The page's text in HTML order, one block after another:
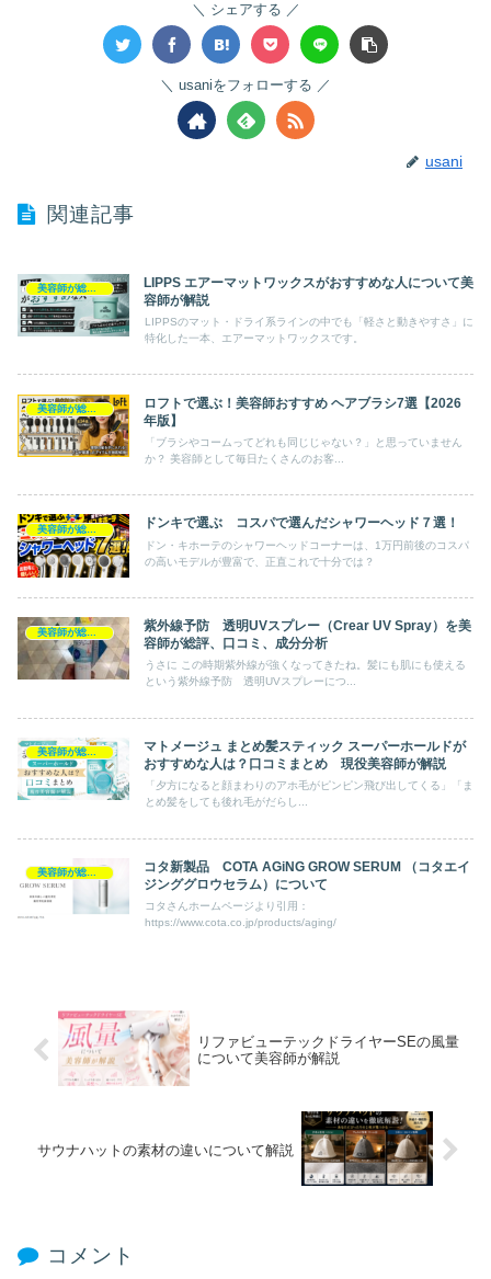
シェアする
usaniをフォローする
usani
関連記事
LIPPS エアーマットワックスがおすすめな人について美
容師が解説
LIPPSのマット・ドライ系ラインの中でも「軽さと動きやすさ」に
特化した一本、エアーマットワックスです。
ロフトで選ぶ！美容師おすすめ ヘアブラシ7選【2026
年版】
「ブラシやコームってどれも同じじゃない？」と思っていません
か？ 美容師として毎日たくさんのお客...
ドンキで選ぶ コスパで選んだシャワーヘッド７選！
ドン・キホーテのシャワーヘッドコーナーは、1万円前後のコスパ
の高いモデルが豊富で、正直これで十分では？
紫外線予防 透明UVスプレー（Crear UV Spray）を美
容師が総評、口コミ、成分分析
うさに この時期紫外線が強くなってきたね。髪にも肌にも使える
という紫外線予防 透明UVスプレーにつ...
美容師が総評ヘアケア製品
マトメージュ まとめ髪スティック スーパーホールドが
おすすめな人は？口コミまとめ 現役美容師が解説
「夕方になると顔まわりのアホ毛がピンピン飛び出してくる」「ま
とめ髪をしても後れ毛がだらし...
美容師が総評ヘアケア製品
コタ新製品 COTA AGiNG GROW SERUM （コタエイ
ジンググロウセラム）について
コタさんホームページより引用：
https://www.cota.co.jp/products/aging/
リファビューテックドライヤーSEの風量
について美容師が解説
サウナハットの素材の違いについて解説
コメント